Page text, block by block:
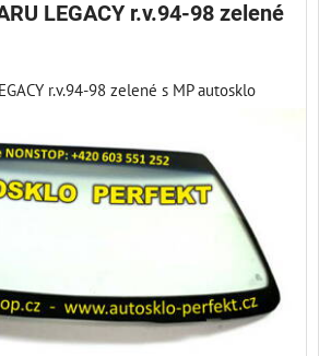
LEGACY r.v.94-98 zelené
r.v.94-98 zelené s MP autosklo